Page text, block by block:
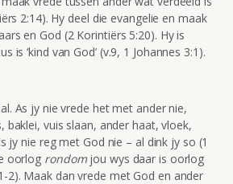
2:14). Hy deel die evangelie en maak
en God (2 Korintiërs 5:20). Hy is
is ‘kind van God’ (v.9, 1 Johannes 3:1).
As jy nie vrede het met ander nie,
baklei, vuis slaan, ander haat, vloek,
jy nie reg met God nie – al dink jy so (1
oorlog rondomjou wys daar is oorlog
2). Maak dan vrede met God en ander